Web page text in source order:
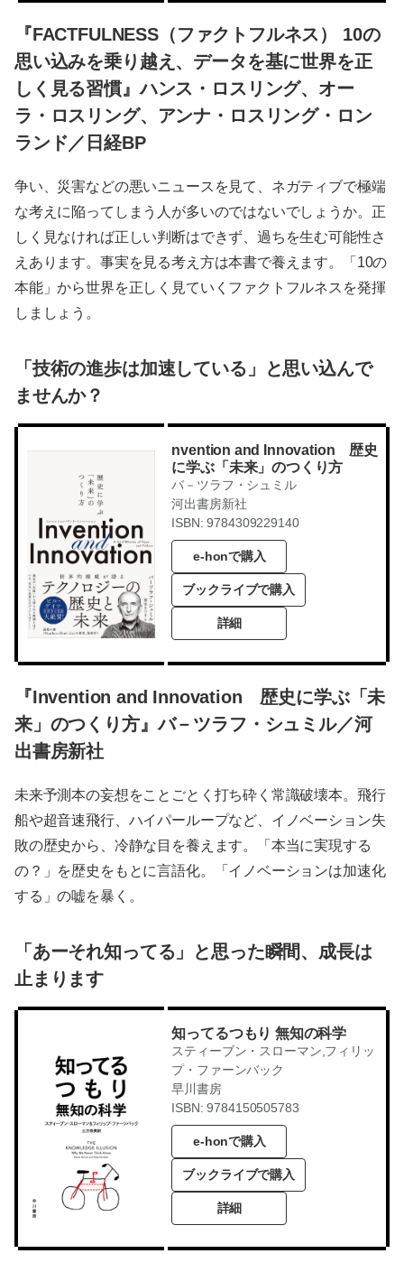
『FACTFULNESS（ファクトフルネス） 10の
思い込みを乗り越え、データを基に世界を正
しく見る習慣』ハンス・ロスリング、オー
ラ・ロスリング、アンナ・ロスリング・ロン
ランド／日経BP
争い、災害などの悪いニュースを見て、ネガティブで極端
な考えに陥ってしまう人が多いのではないでしょうか。正
しく見なければ正しい判断はできず、過ちを生む可能性さ
えあります。事実を見る考え方は本書で養えます。「10の
本能」から世界を正しく見ていくファクトフルネスを発揮
しましょう。
「技術の進歩は加速している」と思い込んで
ませんか？
nvention and Innovation 歴史
に学ぶ「未来」のつくり方
バ－ツラフ・シュミル
河出書房新社
ISBN: 9784309229140
e-honで購入
ブックライブで購入
詳細
『Invention and Innovation 歴史に学ぶ「未
来」のつくり方』バ－ツラフ・シュミル／河
出書房新社
未来予測本の妄想をことごとく打ち砕く常識破壊本。飛行
船や超音速飛行、ハイパーループなど、イノベーション失
敗の歴史から、冷静な目を養えます。「本当に実現する
の？」を歴史をもとに言語化。「イノベーションは加速化
する」の嘘を暴く。
「あーそれ知ってる」と思った瞬間、成長は
止まります
知ってるつもり 無知の科学
スティーブン・スローマン,フィリッ
プ・ファーンバック
早川書房
ISBN: 9784150505783
e-honで購入
ブックライブで購入
詳細